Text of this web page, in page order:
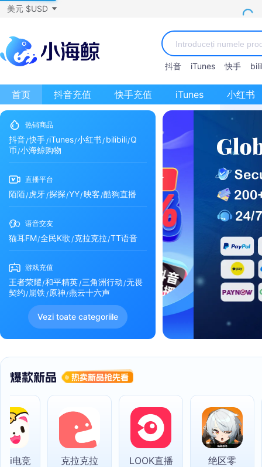
美元 $USD
抖音 iTunes 快手
首页 抖音充值 快手充值 iTunes 小红书
热销商品
抖音 快手 iTunes 小红书 bilibili Q
币 小海鲸购物
直播平台
陌陌 虎牙 探探 YY 映客 酷狗直播
语音交友
猫耳FM 全民K歌 克拉克拉 TT语音
游戏充值
王者荣耀 和平精英 三角洲行动 无畏
契约 崩铁 原神 燕云十六声
Vezi toate categoriile
竞 克拉克拉 LOOK直播 绝区零